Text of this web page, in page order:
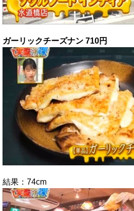
ガーリックチーズナン 710円
結果：74cm